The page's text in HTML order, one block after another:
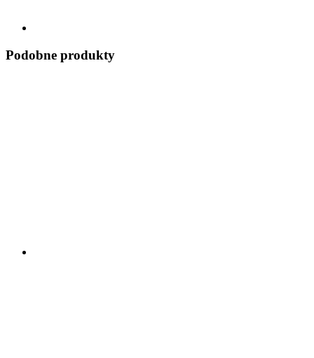
Podobne produkty